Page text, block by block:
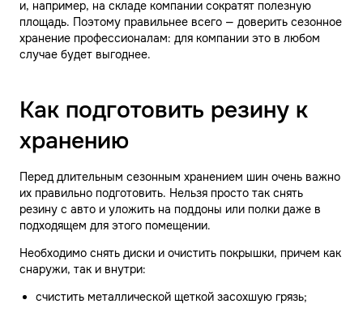
и, например, на складе компании сократят полезную
площадь. Поэтому правильнее всего — доверить сезонное
хранение профессионалам: для компании это в любом
случае будет выгоднее.
Как подготовить резину к
хранению
Перед длительным сезонным хранением шин очень важно
их правильно подготовить. Нельзя просто так снять
резину с авто и уложить на поддоны или полки даже в
подходящем для этого помещении.
Необходимо снять диски и очистить покрышки, причем как
снаружи, так и внутри:
счистить металлической щеткой засохшую грязь;